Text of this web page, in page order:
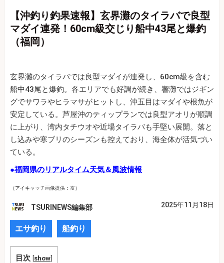
【沖釣り釣果速報】玄界灘のタイラバで良型
マダイ連発！60cm級交じり船中43尾と爆釣
（福岡）
玄界灘のタイラバでは良型マダイが連発し、60cm級を含む
船中43尾と爆釣。各エリアでも好調が続き、響灘ではジギン
グでサワラやヒラマサがヒットし、沖五目はマダイや根魚が
安定している。芦屋沖のティップランでは良型アオリが順調
に上がり、湾内タチウオや近場タイラバも手堅い展開。落と
し込みや寒ブリのシーズンも控えており、海全体が活気づい
ている。
●福岡県のリアルタイム天気＆風波情報
（アイキャッチ画像提供：友）
TSURINEWS編集部 2025年11月18日
エサ釣り 船釣り
目次 [show]